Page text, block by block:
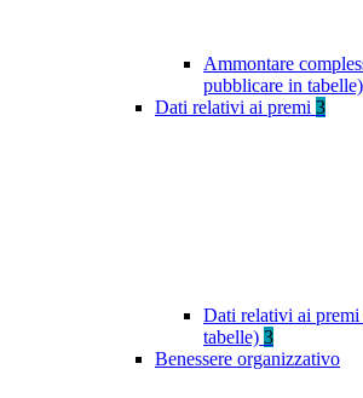
Ammontare
pubblicare in tabelle)
Dati relativi ai premi 3
Dati relativi ai
tabelle) 3
Benessere organizzativo